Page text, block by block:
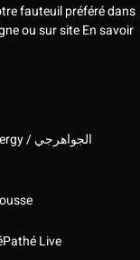
fauteuil préféré dans
ou sur siteEn savoir
El Gawahergy / الجواهرجي
Pathé Live